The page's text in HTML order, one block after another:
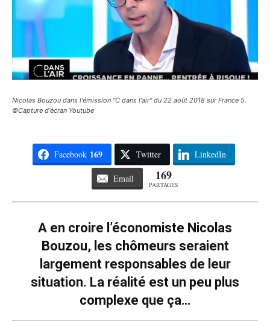
Nicolas Bouzou dans l'émission "C dans l'air" du 22 août 2018 sur France 5.
©Capture d'écran Youtube
Facebook 169 Twitter LinkedIn
Email 169
PARTAGES
A en croire l’économiste Nicolas
Bouzou, les chômeurs seraient
largement responsables de leur
situation. La réalité est un peu plus
complexe que ça…